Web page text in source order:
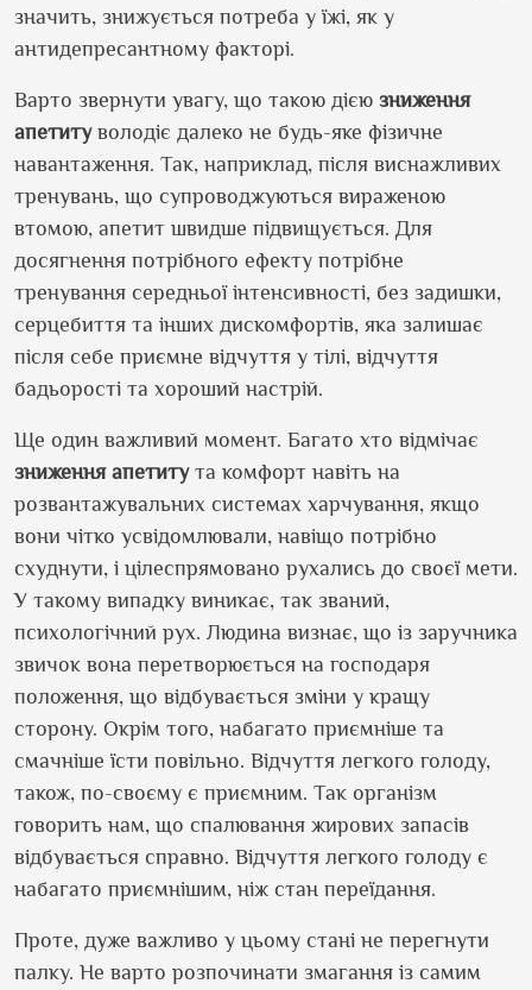
значить, знижується потреба у їжі, як у
антидепресантному факторі.
Варто звернути увагу, що такою дією зниження
апетитуволодіє далеко не будь-яке фізичне
навантаження. Так, наприклад, після виснажливих
тренувань, що супроводжуються вираженою
втомою, апетит швидше підвищується. Для
досягнення потрібного ефекту потрібне
тренування середньої інтенсивності, без задишки,
серцебиття та інших дискомфортів, яка залишає
після себе приємне відчуття у тілі, відчуття
бадьорості та хороший настрій.
Ще один важливий момент. Багато хто відмічає
зниження апетитута комфорт навіть на
розвантажувальних системах харчування, якщо
вони чітко усвідомлювали, навіщо потрібно
схуднути, і цілеспрямовано рухались до своєї мети.
У такому випадку виникає, так званий,
психологічний рух. Людина визнає, що із заручника
звичок вона перетворюється на господаря
положення, що відбувається зміни у кращу
сторону. Окрім того, набагато приємніше та
смачніше їсти повільно. Відчуття легкого голоду,
також, по-своєму є приємним. Так організм
говорить нам, що спалювання жирових запасів
відбувається справно. Відчуття легкого голоду є
набагато приємнішим, ніж стан переїдання.
Проте, дуже важливо у цьому стані не перегнути
палку. Не варто розпочинати змагання із самим